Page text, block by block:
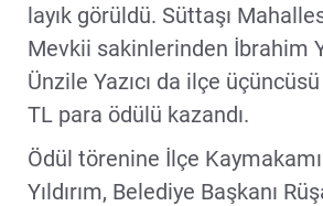
layık görüldü. Süttaşı
Mevkii sakinlerinden İbrahim
Ünzile Yazıcı da ilçe
TL para ödülü kazandı.
Ödül törenine İlçe
Yıldırım, Belediye Başkanı